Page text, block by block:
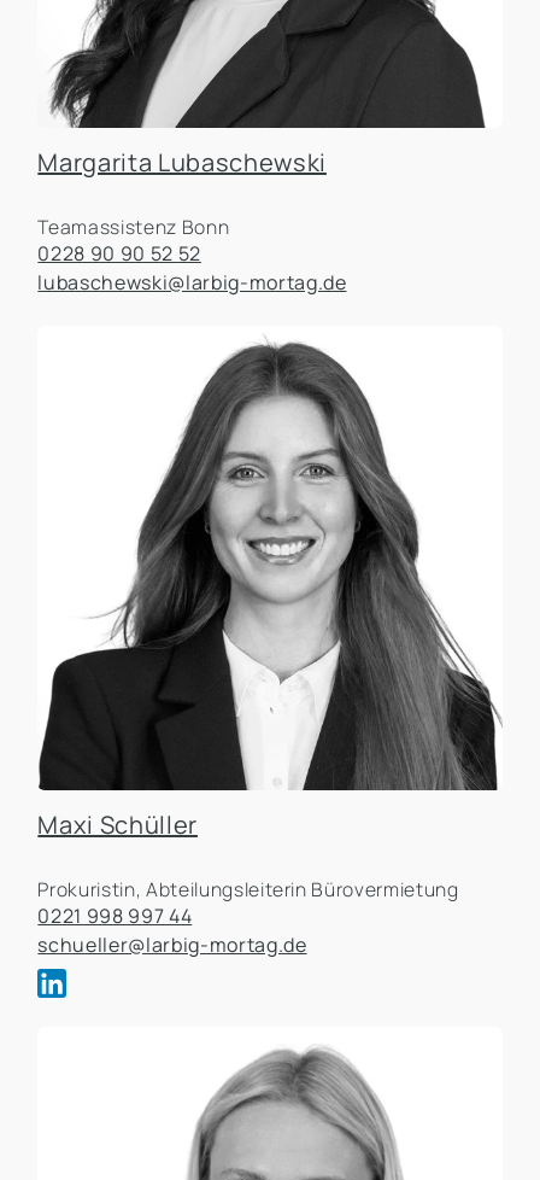
Margarita Lubaschewski
Teamassistenz Bonn
0228 90 90 52 52
lubaschewski@larbig-mortag.de
Maxi Schüller
Prokuristin, Abteilungsleiterin Bürovermietung
0221 998 997 44
schueller@larbig-mortag.de